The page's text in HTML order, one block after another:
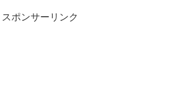
スポンサーリンク